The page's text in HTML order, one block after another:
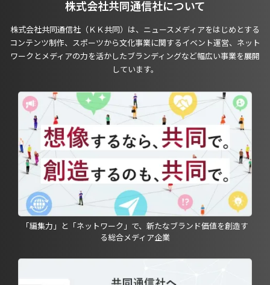
株式会社共同通信社について
株式会社共同通信社（ＫＫ共同）は、ニュースメディアをはじめとする
コンテンツ制作、スポーツから文化事業に関するイベント運営、ネット
ワークとメディアの力を活かしたブランディングなど幅広い事業を展開
しています。
「編集力」と「ネットワーク」で、新たなブランド価値を創造す
る総合メディア企業